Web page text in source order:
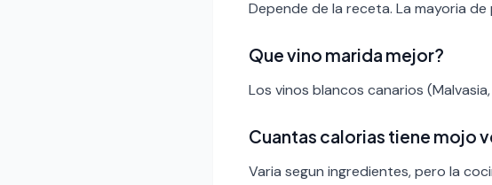
Depende de la receta. La mayoria
Que vino marida mejor?
Los vinos blancos canarios
Cuantas calorias tiene mojo
Varia segun ingredientes, pero la